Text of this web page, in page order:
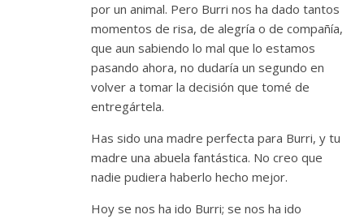
por un animal. Pero Burri nos ha dado tantos
momentos de risa, de alegría o de compañía,
que aun sabiendo lo mal que lo estamos
pasando ahora, no dudaría un segundo en
volver a tomar la decisión que tomé de
entregártela.
Has sido una madre perfecta para Burri, y tu
madre una abuela fantástica. No creo que
nadie pudiera haberlo hecho mejor.
Hoy se nos ha ido Burri; se nos ha ido